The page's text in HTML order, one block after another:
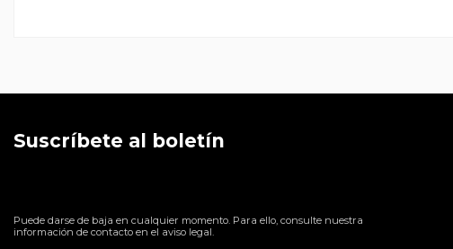
Suscríbete al boletín
Puede darse de baja en cualquier momento. Para ello, consulte nuestra
información de contacto en el aviso legal.